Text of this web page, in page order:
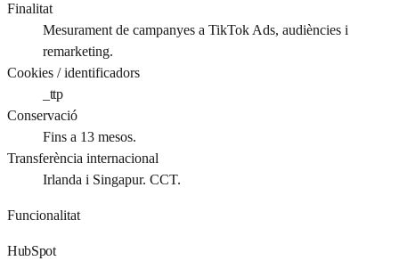
Finalitat
Mesurament de campanyes a TikTok Ads, audiències i
remarketing.
Cookies / identificadors
_ttp
Conservació
Fins a 13 mesos.
Transferència internacional
Irlanda i Singapur. CCT.
Funcionalitat
HubSpot